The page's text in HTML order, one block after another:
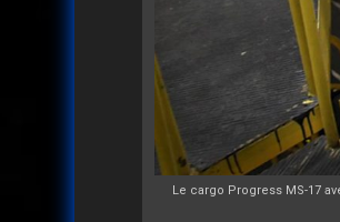
Le cargo Progress MS-17